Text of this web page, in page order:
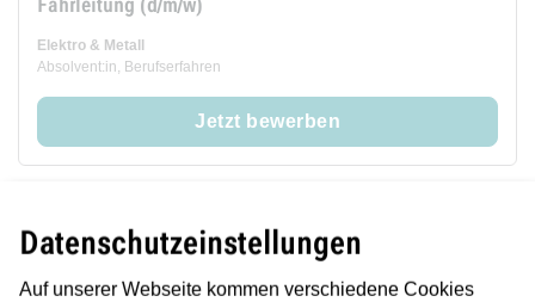
Elektro & Metall
Absolvent:in, Berufserfahren
Jetzt bewerben
Datenschutzeinstellungen
Auf unserer Webseite kommen verschiedene Cookies